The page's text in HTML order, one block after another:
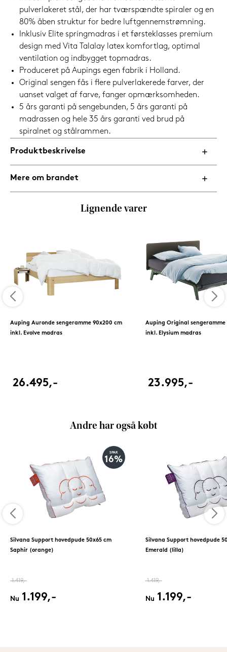
pulverlakeret stål, der har tværspændte spiraler og en
80% åben struktur for bedre luftgennemstrømning.
Inklusiv Elite springmadras i et førsteklasses premium
design med Vita Talalay latex komfortlag, optimal
ventilation og indbygget topmadras.
Produceret på Aupings egen fabrik i Holland.
Original sengen fås i flere pulverlakerede farver, der
uanset valget af farve, fanger opmærksomheden.
5 års garanti på sengebunden, 5 års garanti på
madrassen og hele 35 års garanti ved brud på
spiralnet og stålrammen.
Produktbeskrivelse
Mere om brandet
Lignende varer
Auping Auronde sengeramme 90x200 cm
inkl. Evolve madras
26.495,-
Auping Original sengeramme
inkl. Elysium madras
23.995,-
Andre har også købt
SPAR
16%
Silvana Support hovedpude 50x65 cm
Saphir (orange)
1.419,-
Nu 1.199,-
Silvana Support hovedpude
Emerald (lilla)
1.419,-
Nu 1.199,-